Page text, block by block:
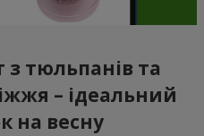
з тюльпанів та
– ідеальний
на весну